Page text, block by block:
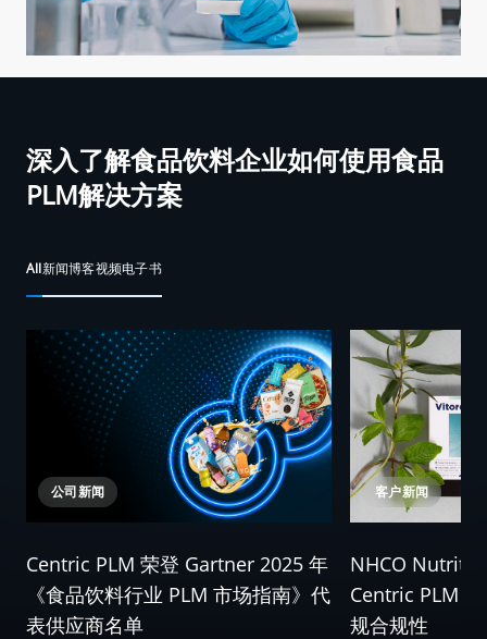
深入了解食品饮料企业如何使用食品
PLM解决方案
All新闻博客视频电子书
公司新闻
Centric PLM 荣登 Gartner 2025 年
《食品饮料行业 PLM 市场指南》代
表供应商名单
客户新闻
NHCO
Centric PLM
规合规性